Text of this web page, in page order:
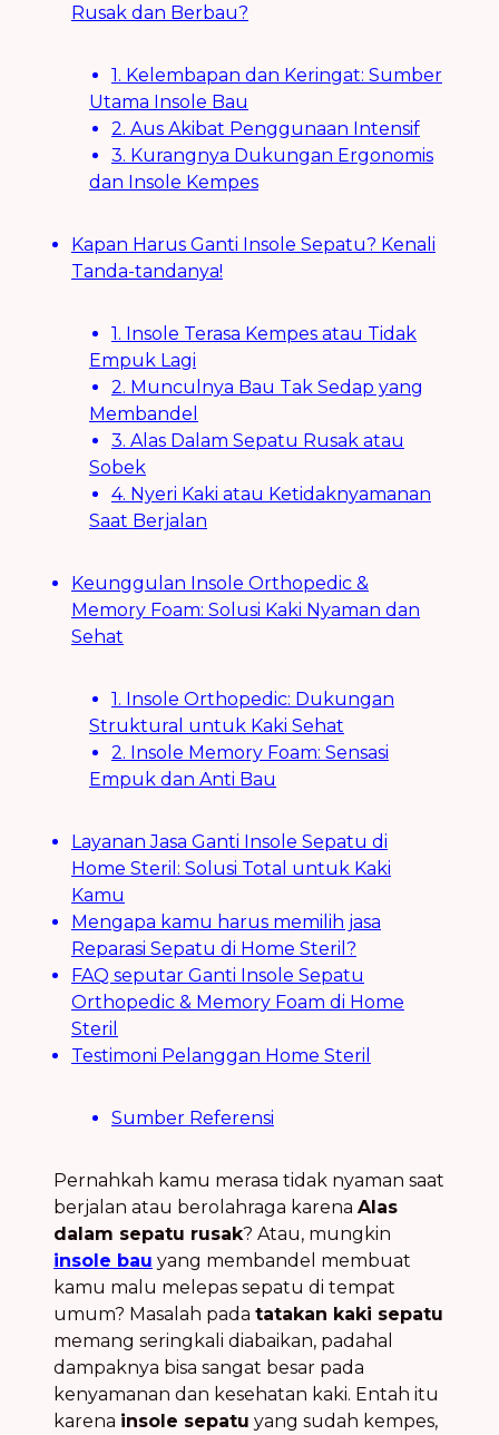
Rusak dan Berbau?
1. Kelembapan dan Keringat: Sumber
Utama Insole Bau
2. Aus Akibat Penggunaan Intensif
3. Kurangnya Dukungan Ergonomis
dan Insole Kempes
Kapan Harus Ganti Insole Sepatu? Kenali
Tanda-tandanya!
1. Insole Terasa Kempes atau Tidak
Empuk Lagi
2. Munculnya Bau Tak Sedap yang
Membandel
3. Alas Dalam Sepatu Rusak atau
Sobek
4. Nyeri Kaki atau Ketidaknyamanan
Saat Berjalan
Keunggulan Insole Orthopedic &
Memory Foam: Solusi Kaki Nyaman dan
Sehat
1. Insole Orthopedic: Dukungan
Struktural untuk Kaki Sehat
2. Insole Memory Foam: Sensasi
Empuk dan Anti Bau
Layanan Jasa Ganti Insole Sepatu di
Home Steril: Solusi Total untuk Kaki
Kamu
Mengapa kamu harus memilih jasa
Reparasi Sepatu di Home Steril?
FAQ seputar Ganti Insole Sepatu
Orthopedic & Memory Foam di Home
Steril
Testimoni Pelanggan Home Steril
Sumber Referensi
Pernahkah kamu merasa tidak nyaman saat
berjalan atau berolahraga karena Alas
dalam sepatu rusak? Atau, mungkin
insole bau yang membandel membuat
kamu malu melepas sepatu di tempat
umum? Masalah pada tatakan kaki sepatu
memang seringkali diabaikan, padahal
dampaknya bisa sangat besar pada
kenyamanan dan kesehatan kaki. Entah itu
karena insole sepatu yang sudah kempes,